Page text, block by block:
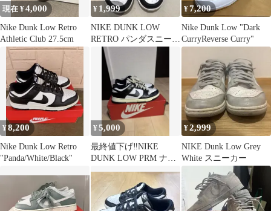
現在 ¥4,000
Nike Dunk Low Retro
Athletic Club 27.5cm
¥ 1,999
NIKE DUNK LOW
RETRO パンダスニーカ
¥7,200
Nike Dunk Low "Dark
CurryReverse Curry"
¥8,200
Nike Dunk Low Retro
"Panda/White/Black"
¥5,000
最終値下げ‼️NIKE
DUNK LOW PRM ナイ
キ ダンク パンダ
¥2,999
NIKE Dunk Low Grey
White スニーカー